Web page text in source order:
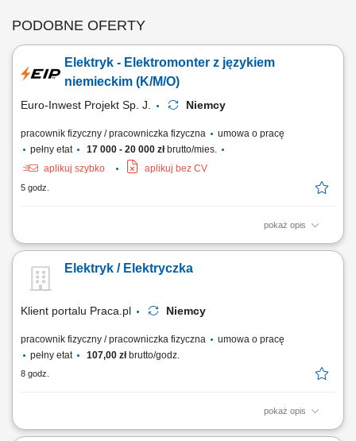
PODOBNE OFERTY
Elektryk - Elektromonter z językiem
niemieckim (K/M/O)
Euro-Inwest Projekt Sp. J. Niemcy
pracownik fizyczny / pracowniczka fizyczna
umowa o pracę
pełny etat
17 000 - 20 000 złbrutto/mies.
aplikuj szybko
aplikuj bez CV
5 godz.
pokaż opis
Komunikacja z Kierownictwem w języku niemieckim na miejscu pracy.
gniazdek, przełączników. Montaż instalacji elektrycznych. Montaż
urządzeń sterowania i oświetlenia. Montaż rozdzielnic i szaf
Elektryk / Elektryczka
Klient portalu Praca.pl Niemcy
pracownik fizyczny / pracowniczka fizyczna
umowa o pracę
pełny etat
107,00 złbrutto/godz.
8 godz.
pokaż opis
montaż instalacji elektrycznych w budynkach mieszkalnych i